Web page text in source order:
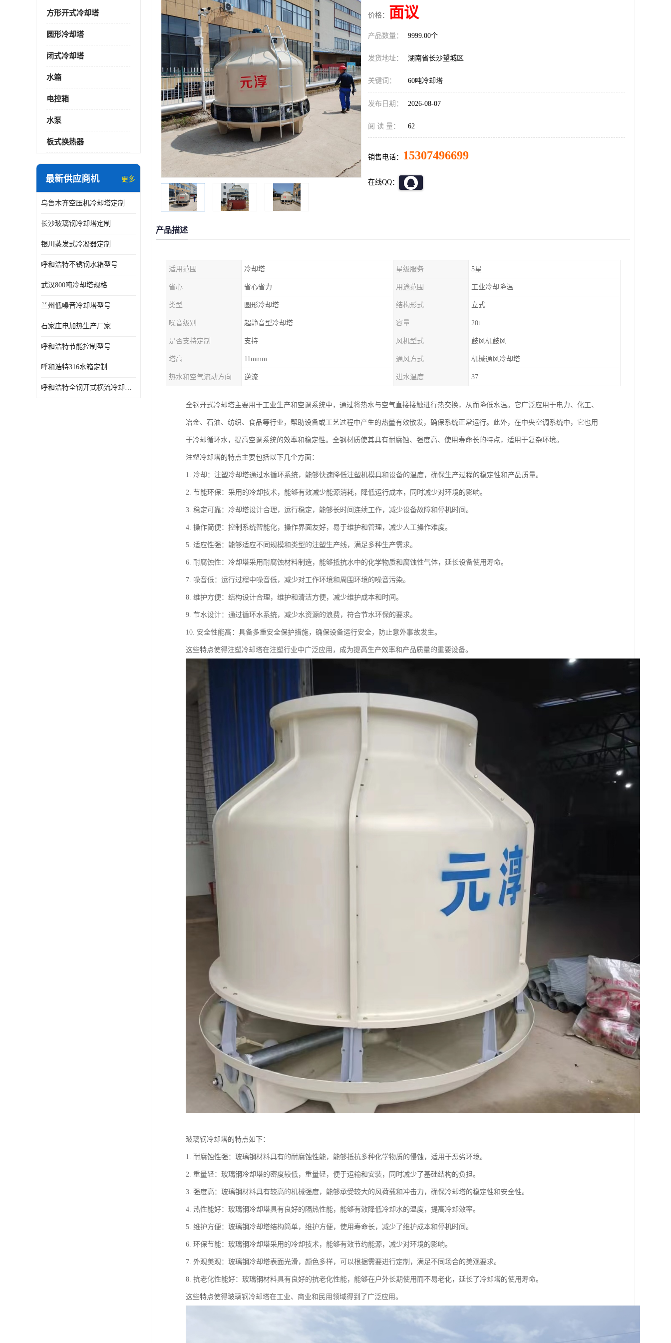
方形开式冷却塔
圆形冷却塔
闭式冷却塔
水箱
电控箱
水泵
板式换热器
最新供应商机 更多
乌鲁木齐空压机冷却塔定制
长沙玻璃钢冷却塔定制
银川蒸发式冷凝器定制
呼和浩特不锈钢水箱型号
武汉800吨冷却塔规格
兰州低噪音冷却塔型号
石家庄电加热生产厂家
呼和浩特节能控制型号
呼和浩特316水箱定制
呼和浩特全钢开式横流冷却塔型号
价格： 面议
产品数量： 9999.00个
发货地址： 湖南省长沙望城区
关键词： 60吨冷却塔
发布日期： 2026-08-07
阅 读 量： 62
销售电话： 15307496699
在线QQ：
产品描述
适用范围 冷却塔 星级服务 5星
省心 省心省力 用途范围 工业冷却降温
类型 圆形冷却塔 结构形式 立式
噪音级别 超静音型冷却塔 容量 20t
是否支持定制 支持 风机型式 鼓风机鼓风
塔高 11mmm 通风方式 机械通风冷却塔
热水和空气流动方向 逆流 进水温度 37
全钢开式冷却塔主要用于工业生产和空调系统中，通过将热水与空气直接接触进行热交换，从而降低水温。它广泛应用于电力、化工、
冶金、石油、纺织、食品等行业，帮助设备或工艺过程中产生的热量有效散发，确保系统正常运行。此外，在中央空调系统中，它也用
于冷却循环水，提高空调系统的效率和稳定性。全钢材质使其具有耐腐蚀、强度高、使用寿命长的特点，适用于复杂环境。
注塑冷却塔的特点主要包括以下几个方面：
1. 冷却：注塑冷却塔通过水循环系统，能够快速降低注塑机模具和设备的温度，确保生产过程的稳定性和产品质量。
2. 节能环保：采用的冷却技术，能够有效减少能源消耗，降低运行成本，同时减少对环境的影响。
3. 稳定可靠：冷却塔设计合理，运行稳定，能够长时间连续工作，减少设备故障和停机时间。
4. 操作简便：控制系统智能化，操作界面友好，易于维护和管理，减少人工操作难度。
5. 适应性强：能够适应不同规模和类型的注塑生产线，满足多种生产需求。
6. 耐腐蚀性：冷却塔采用耐腐蚀材料制造，能够抵抗水中的化学物质和腐蚀性气体，延长设备使用寿命。
7. 噪音低：运行过程中噪音低，减少对工作环境和周围环境的噪音污染。
8. 维护方便：结构设计合理，维护和清洁方便，减少维护成本和时间。
9. 节水设计：通过循环水系统，减少水资源的浪费，符合节水环保的要求。
10. 安全性能高：具备多重安全保护措施，确保设备运行安全，防止意外事故发生。
这些特点使得注塑冷却塔在注塑行业中广泛应用，成为提高生产效率和产品质量的重要设备。
玻璃钢冷却塔的特点如下：
1. 耐腐蚀性强：玻璃钢材料具有的耐腐蚀性能，能够抵抗多种化学物质的侵蚀，适用于恶劣环境。
2. 重量轻：玻璃钢冷却塔的密度较低，重量轻，便于运输和安装，同时减少了基础结构的负担。
3. 强度高：玻璃钢材料具有较高的机械强度，能够承受较大的风荷载和冲击力，确保冷却塔的稳定性和安全性。
4. 热性能好：玻璃钢冷却塔具有良好的隔热性能，能够有效降低冷却水的温度，提高冷却效率。
5. 维护方便：玻璃钢冷却塔结构简单，维护方便，使用寿命长，减少了维护成本和停机时间。
6. 环保节能：玻璃钢冷却塔采用的冷却技术，能够有效节约能源，减少对环境的影响。
7. 外观美观：玻璃钢冷却塔表面光滑，颜色多样，可以根据需要进行定制，满足不同场合的美观要求。
8. 抗老化性能好：玻璃钢材料具有良好的抗老化性能，能够在户外长期使用而不易老化，延长了冷却塔的使用寿命。
这些特点使得玻璃钢冷却塔在工业、商业和民用领域得到了广泛应用。